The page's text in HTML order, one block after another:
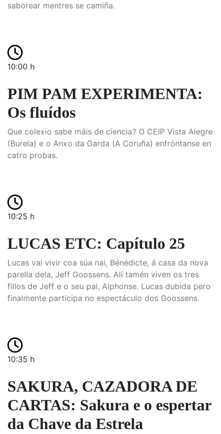
saborear mentres se camiña.
10:00 h
PIM PAM EXPERIMENTA:
Os fluídos
Que colexio sabe máis de ciencia? O CEIP Vista Alegre
(Burela) e o Anxo da Garda (A Coruña) enfróntanse en
catro probas.
10:25 h
LUCAS ETC: Capítulo 25
Lucas vai vivir coa súa nai, Bénédicte, á casa da nova
parella dela, Jeff Goossens. Alí tamén viven os tres
fillos de Jeff e o seu pai, Alphonse. Lucas dubida pero
finalmente participa no espectáculo dos Goossens.
10:35 h
SAKURA, CAZADORA DE
CARTAS: Sakura e o espertar
da Chave da Estrela